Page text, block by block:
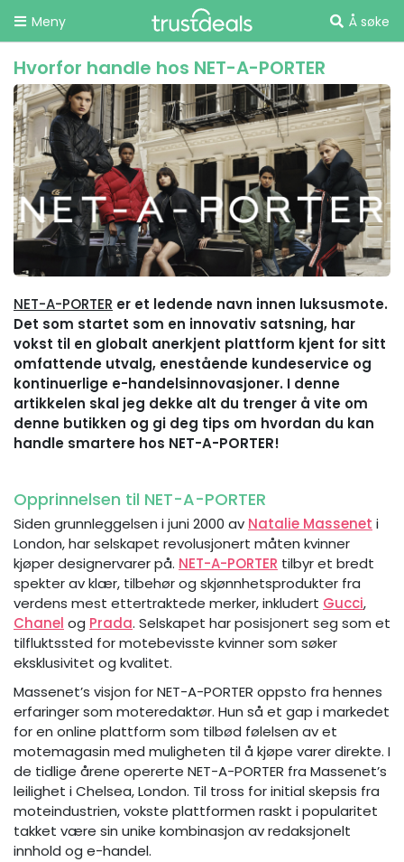
Meny Å søke
Hvorfor handle hos NET-A-PORTER
NET-A-PORTER er et ledende navn innen luksusmote.
Det som startet som en innovativ satsning, har
vokst til en globalt anerkjent plattform kjent for sitt
omfattende utvalg, enestående kundeservice og
kontinuerlige e-handelsinnovasjoner. I denne
artikkelen skal jeg dekke alt du trenger å vite om
denne butikken og gi deg tips om hvordan du kan
handle smartere hos NET-A-PORTER!
Opprinnelsen til NET-A-PORTER
Siden grunnleggelsen i juni 2000 av Natalie Massenet i
London, har selskapet revolusjonert måten kvinner
kjøper designervarer på. NET-A-PORTER tilbyr et bredt
spekter av klær, tilbehør og skjønnhetsprodukter fra
verdens mest ettertraktede merker, inkludert Gucci,
Chanel og Prada. Selskapet har posisjonert seg som et
tilfluktssted for motebevisste kvinner som søker
eksklusivitet og kvalitet.
Massenet’s visjon for NET-A-PORTER oppsto fra hennes
erfaringer som moteredaktør. Hun så et gap i markedet
for en online plattform som tilbød følelsen av et
motemagasin med muligheten til å kjøpe varer direkte. I
de tidlige årene opererte NET-A-PORTER fra Massenet’s
leilighet i Chelsea, London. Til tross for initial skepsis fra
moteindustrien, vokste plattformen raskt i popularitet
takket være sin unike kombinasjon av redaksjonelt
innhold og e-handel.